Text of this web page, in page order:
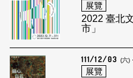
展覽
2022 臺北
市」
111/12/03 (六)
展覽